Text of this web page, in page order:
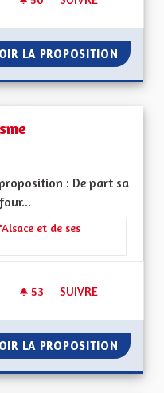
LA PROPOSITION
: De part sa
: L'attractivité
et de ses
53 53 ABONNÉS
SUIVRE
LA PROPOSITION